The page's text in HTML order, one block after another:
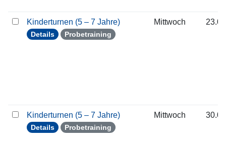
Kinderturnen (5 – 7 Jahre)
Details Probetraining
Mittwoch
Kinderturnen (5 – 7 Jahre)
Details Probetraining
Mittwoch